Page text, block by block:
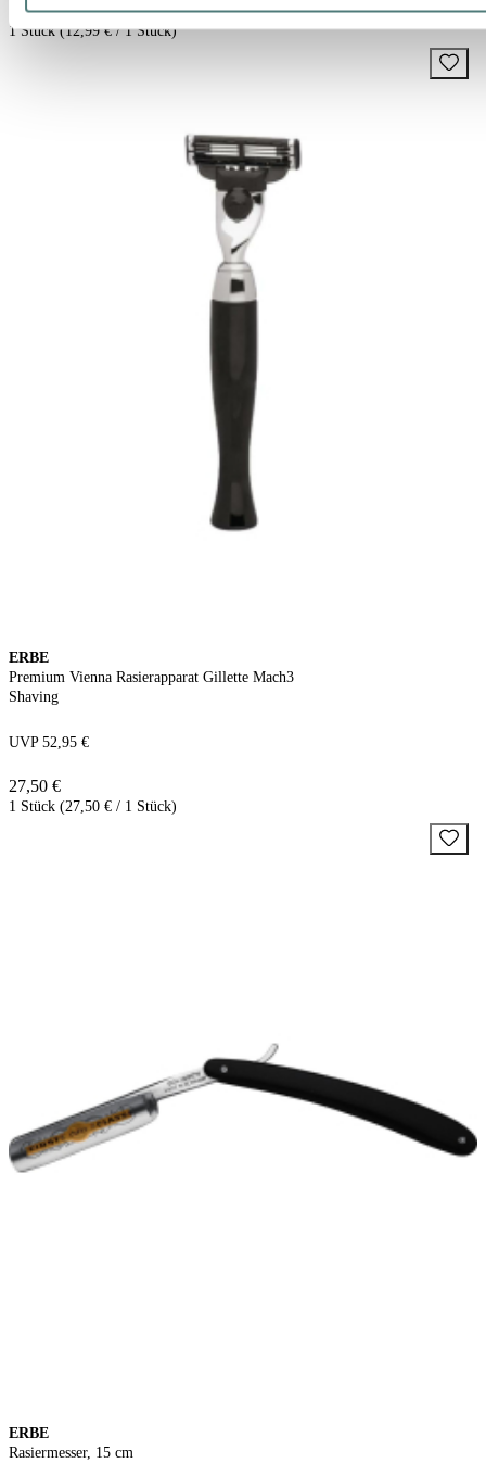
12,99 €
1 Stück (12,99 € / 1 Stück)
ERBE
Premium Vienna Rasierapparat Gillette Mach3
Shaving
UVP 52,95 €
27,50 €
1 Stück (27,50 € / 1 Stück)
ERBE
Rasiermesser, 15 cm